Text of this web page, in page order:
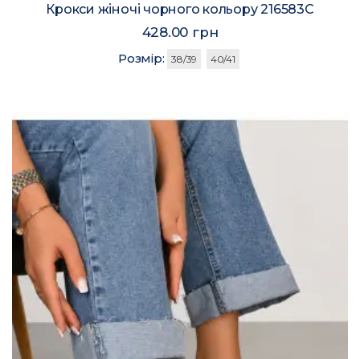
Крокси жіночі чорного кольору 216583C
428.00 грн
Розмір: 38/39 40/41